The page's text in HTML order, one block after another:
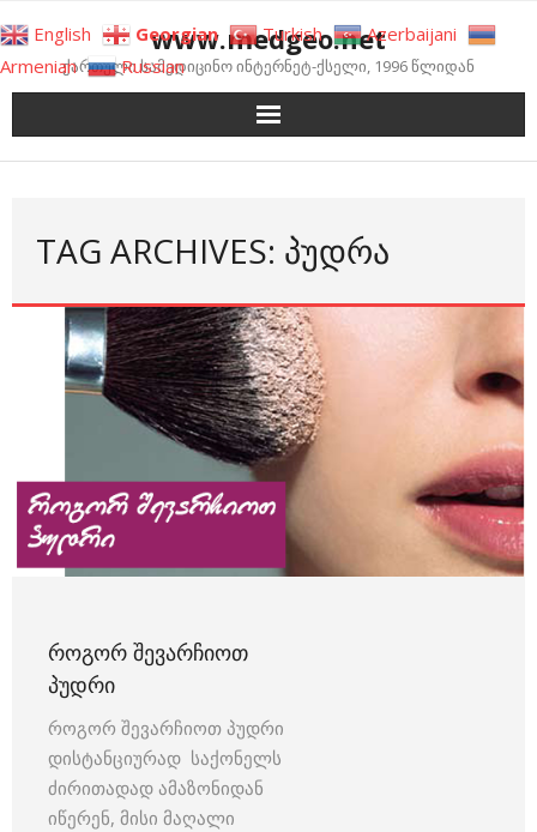
to
content
www.medgeo.net
ქართული სამედიცინო ინტერნეტ-ქსელი, 1996 წლიდან
TAG ARCHIVES: ᲞᲣᲓᲠᲐ
ᲠᲝᲒᲝᲠ ᲨᲔᲕᲐᲠᲩᲘᲝᲗ
ᲞᲣᲓᲠᲘ
როგორ შევარჩიოთ პუდრი
დისტანციურად საქონელს
ძირითადად ამაზონიდან
იწერენ, მისი მაღალი
English Georgian Turkish
Azerbaijani
Armenian
Russian